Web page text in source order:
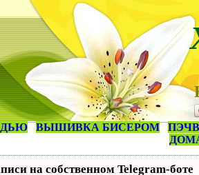
ВЫШИВКА БИСЕРОМ
на собственном Telegram-боте